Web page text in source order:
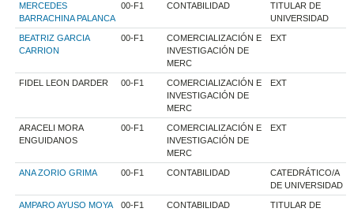
MERCEDES
BARRACHINA PALANCA
00-F1 CONTABILIDAD
TITULAR DE
UNIVERSIDAD
BEATRIZ GARCIA
CARRION
00-F1
COMERCIALIZACIÓN E
INVESTIGACIÓN DE
MERC
EXT
FIDEL LEON DARDER 00-F1
COMERCIALIZACIÓN E
INVESTIGACIÓN DE
MERC
EXT
ARACELI MORA
ENGUIDANOS
00-F1
COMERCIALIZACIÓN E
INVESTIGACIÓN DE
MERC
EXT
ANA ZORIO GRIMA 00-F1 CONTABILIDAD
CATEDRÁTICO/A
DE UNIVERSIDAD
AMPARO AYUSO MOYA 00-F1 CONTABILIDAD
TITULAR DE